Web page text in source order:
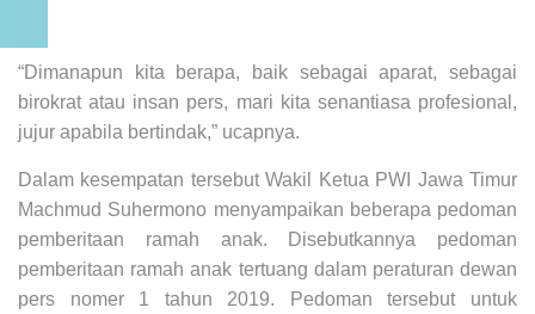
“Dimanapun kita berapa, baik sebagai aparat, sebagai
birokrat atau insan pers, mari kita senantiasa profesional,
jujur apabila bertindak,” ucapnya.
Dalam kesempatan tersebut Wakil Ketua PWI Jawa Timur
Machmud Suhermono menyampaikan beberapa pedoman
pemberitaan ramah anak. Disebutkannya pedoman
pemberitaan ramah anak tertuang dalam peraturan dewan
pers nomer 1 tahun 2019. Pedoman tersebut untuk